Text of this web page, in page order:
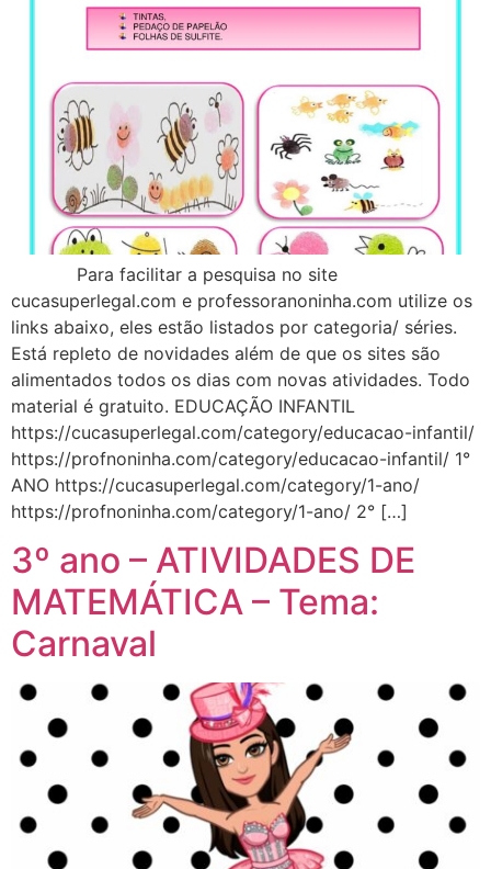
Para facilitar a pesquisa no site
cucasuperlegal.com e professoranoninha.com utilize os
links abaixo, eles estão listados por categoria/ séries.
Está repleto de novidades além de que os sites são
alimentados todos os dias com novas atividades. Todo
material é gratuito. EDUCAÇÃO INFANTIL
https://cucasuperlegal.com/category/educacao-infantil/
https://profnoninha.com/category/educacao-infantil/ 1°
ANO https://cucasuperlegal.com/category/1-ano/
https://profnoninha.com/category/1-ano/ 2° […]
3º ano – ATIVIDADES DE
MATEMÁTICA – Tema:
Carnaval